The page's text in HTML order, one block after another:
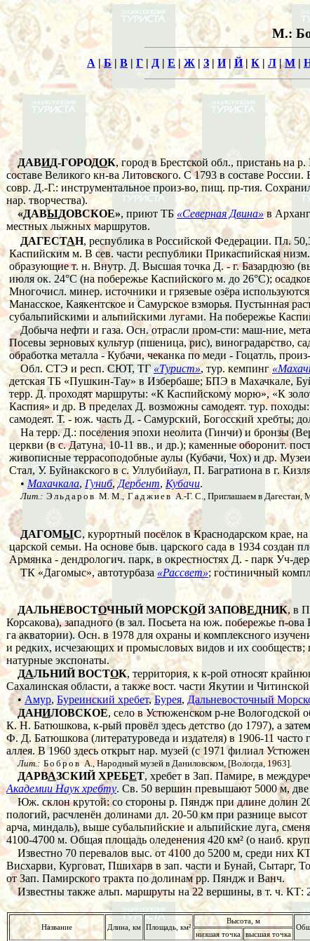
М.:
А |Б| В | Г | Д | Е | Ж | З |И| Й| К | Л |М |
ДАВИД-ГОРОДОК, город в Брестской обл., пристань на
составе Великого кн-ва Литовского. С 1793 в составе
совр. Д.-Г.: инструментальное произ-во, пищ. пр-тия.
нар. творчества).
«ДАВЫДОВСКОЕ», приют ТБ «Северная Двина»в
местных лыжных маршрутов.
ДАГЕСТАН, республика в Российской Федерации. Пл.
Каспийским м. В сев. части республики Прикаспийская
образующие т. н. Внутр. Д. Высшая точка Д. - г. Базардюзю
июля ок. 24°C (на побережье Каспийского м. до 26°C);
Многочисл. минер. источники и грязевые озёра
Манасское, Каякентское и Самурское взморья. Пустынная
субальпийскими и альпийскими лугами. На побережье
Добыча нефти и газа. Осн. отрасли пром-сти: маш-ние,
Посевы зерновых культур (пшеница, рис), виноградарство,
обработка металла - Кубачи, чеканка по меди - Гоцатль,
Обл. СТЭ и респ. СЮТ, ТГ «Турист», тур. кемпинг
детская ТБ «Пушкин-Тау» в Избербаше; БПЭ в Махачкале,
терр. Д. проходят маршруты: «К Каспийскому морю», «К
Каспия» и др. В пределах Д. возможны самодеят. тур.
самодеят. Т. - юж. часть Д. - Самурский, Богосский хребты;
На терр. Д.: поселения эпохи неолита (Гинчи) и бронзы
церкви (в с. Датуна, 10-11 вв., и др.); каменные оборонит.
живописные террасоподобные аулы (Кубачи, Чох) и др.
Стал, У. Буйнакского в с. Уллубийаул, П. Багратиона в г.
• Махачкала, Гуниб,Дербент, Кубачи.
Лит.: Эльдаров М. М.,ГаджиевА.-Г. С., Приглашаем в Дагестан,
ДАГОМЫС, курортный посёлок в Краснодарском крае,
царской семьи. На основе быв. царского сада в 1934 создан
Армянка - дендрологич. парк, в окрестностях Д. - парк Уч-
ТК «Дагомыс», автотурбаза «Рассвет»; гостиничный
ДАЛЬНЕВОСТОЧНЫЙ МОРСКОЙ ЗАПОВЕДНИК, в
Корсакова), западного (в зал. Посьета на юж. побережье п-
га акватории). Осн. в 1978 для охраны и комплексного
и редких, исчезающих и промысловых видов и их сообществ;
натурные экспонаты.
ДАЛЬНИЙ ВОСТОК, территория, к к-рой относят
Сахалинская области, а также вост. части Якутии и
• Амур, Буреинский хребет,Бурея, Дальневосточный
ДАНИЛОВСКОЕ, село в Устюженском р-не Вологодской
К. Н. Батюшкова, к-рый провёл здесь детство (до 1797), а
Ф. Д. Батюшкова (литературоведа и издателя) в 1906-11
аллея. В 1960 здесь открыт нар. музей (с 1971 филиал
Лит.: БобровА., Народный музей в Даниловском, [Вологда, 1963].
ДАРВАЗСКИЙ ХРЕБЕТ, хребет в Зап. Памире, в
Академии Наук хребту. Св. 50 вершин превышают 5000 м,
Юж. склон крутой: со стороны р. Пяндж при длине долин
пологий, расчленён долинами дл. 20-50 км при разнице
арча, миндаль), выше субальпийские и альпийские луга,
4100-4700 м. Общая площадь оледенения 420 км² (о наиб.
Известно 70 перевалов выс. от 4100 до 5200 м, среди них
Висхарви, Курговат, Пшихарв в зап. части и Бунай, Сытарг,
от Зап. Памирского тракта по долинам рр. Пяндж и Ванч.
Известны также альп. маршруты на 22 вершины, в т. ч.
Название Длина, км Площадь, км²
Высота, м
низшая точка высшая точка